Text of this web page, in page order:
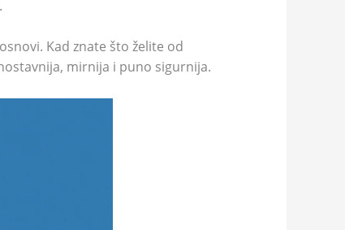
Kad znate što želite od
mirnija i puno sigurnija.